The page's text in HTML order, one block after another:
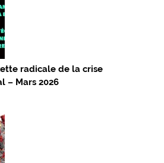
radicale de la crise
– Mars 2026